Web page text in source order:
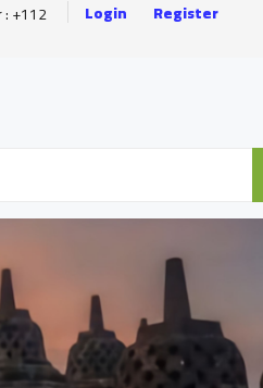
: +112 Login Register